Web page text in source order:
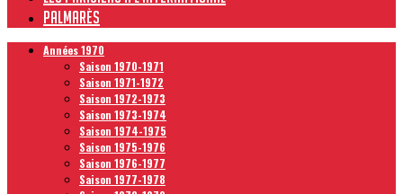
Palmarès
Années 1970
Saison 1970-1971
Saison 1971-1972
Saison 1972-1973
Saison 1973-1974
Saison 1974-1975
Saison 1975-1976
Saison 1976-1977
Saison 1977-1978